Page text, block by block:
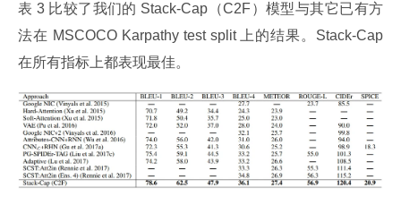
表 3 比较了我们的 Stack-Cap（C2F）模型与其它已有方
法在 MSCOCO Karpathy test split 上的结果。Stack-Cap
在所有指标上都表现最佳。